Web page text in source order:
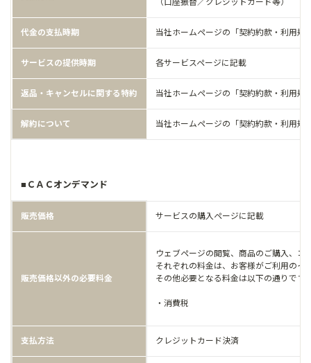
（口座振替／クレジットカード等）
代金の支払時期 当社ホームページの「契約約款・利用規
サービスの提供時期 各サービスページに記載
返品・キャンセルに関する特約 当社ホームページの「契約約款・利用規
解約について 当社ホームページの「契約約款・利用規
■ＣＡＣオンデマンド
販売価格 サービスの購入ページに記載
販売価格以外の必要料金
ウェブページの閲覧、商品のご購入、
それぞれの料金は、お客様がご利用のイ
その他必要となる料金は以下の通りです
・消費税
支払方法 クレジットカード決済